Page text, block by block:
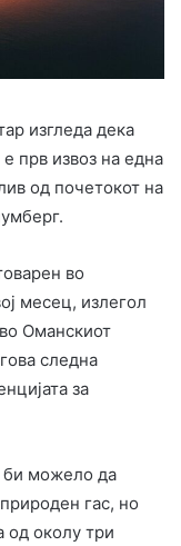
изгледа дека
прв извоз на една
од почетокот на
во
месец, излегол
Оманскиот
следна
за
би можело да
гас, но
од околу три